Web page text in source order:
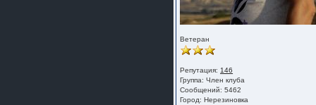
Ветеран
Репутация: 146
Группа:Член клуба
Сообщений: 5462
Город: Нерезиновка